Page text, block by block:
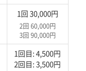
1回 30,000円
2回 60,000円
3回 90,000円
1回目: 4,500円
2回目: 3,500円